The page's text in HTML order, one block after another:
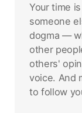
Your time
someone
dogma —
other
others'
voice. And
to follow